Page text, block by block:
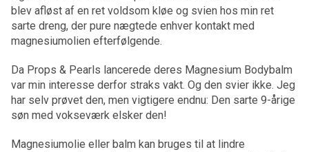
blev afløst af en ret voldsom kløe og svien hos min ret
sarte dreng, der pure nægtede enhver kontakt med
magnesiumolien efterfølgende.
Da Props & Pearls lancerede deres Magnesium Bodybalm
var min interesse derfor straks vakt. Og den svier ikke. Jeg
har selv prøvet den, men vigtigere endnu: Den sarte 9-årige
søn med vokseværk elsker den!
Magnesiumolie eller balm kan bruges til at lindre